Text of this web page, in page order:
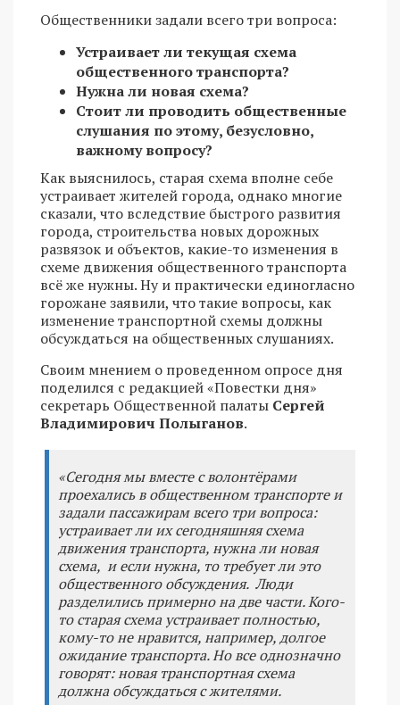
Общественники задали всего три вопроса:
Устраивает ли текущая схема
общественного транспорта?
Нужна ли новая схема?
Стоит ли проводить общественные
слушания по этому, безусловно,
важному вопросу?
Как выяснилось, старая схема вполне себе
устраивает жителей города, однако многие
сказали, что вследствие быстрого развития
города, строительства новых дорожных
развязок и объектов, какие-то изменения в
схеме движения общественного транспорта
всё же нужны. Ну и практически единогласно
горожане заявили, что такие вопросы, как
изменение транспортной схемы должны
обсуждаться на общественных слушаниях.
Своим мнением о проведенном опросе дня
поделился с редакцией «Повестки дня»
секретарь Общественной палаты Сергей
Владимирович Полыганов.
«Сегодня мы вместе с волонтёрами
проехались в общественном транспорте и
задали пассажирам всего три вопроса:
устраивает ли их сегодняшняя схема
движения транспорта, нужна ли новая
схема, и если нужна, то требует ли это
общественного обсуждения. Люди
разделились примерно на две части. Кого-
то старая схема устраивает полностью,
кому-то не нравится, например, долгое
ожидание транспорта. Но все однозначно
говорят: новая транспортная схема
должна обсуждаться с жителями.